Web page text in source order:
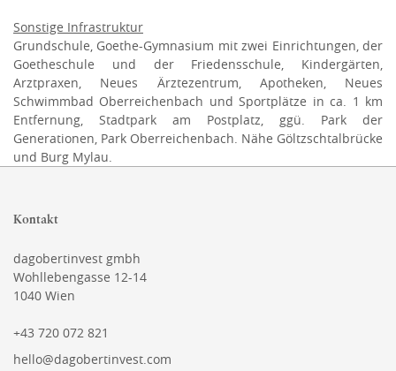
Sonstige Infrastruktur
Grundschule, Goethe-Gymnasium mit zwei Einrichtungen, der
Goetheschule und der Friedensschule, Kindergärten,
Arztpraxen, Neues Ärztezentrum, Apotheken, Neues
Schwimmbad Oberreichenbach und Sportplätze in ca. 1 km
Entfernung, Stadtpark am Postplatz, ggü. Park der
Generationen, Park Oberreichenbach. Nähe Göltzschtalbrücke
und Burg Mylau.
Kontakt
dagobertinvest gmbh
Wohllebengasse 12-14
1040 Wien
+43 720 072 821
hello@dagobertinvest.com